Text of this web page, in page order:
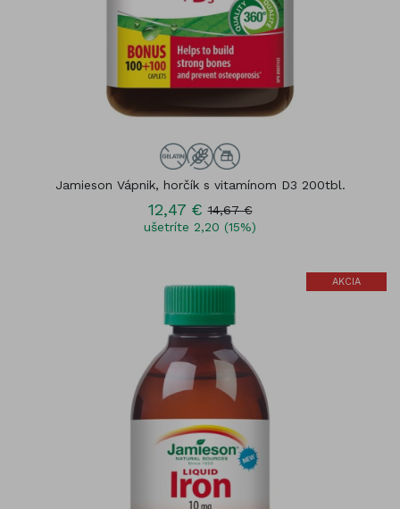
Jamieson Vápnik, horčík s vitamínom D3 200tbl.
12,47 € 14,67 €
ušetríte 2,20 (15%)
AKCIA